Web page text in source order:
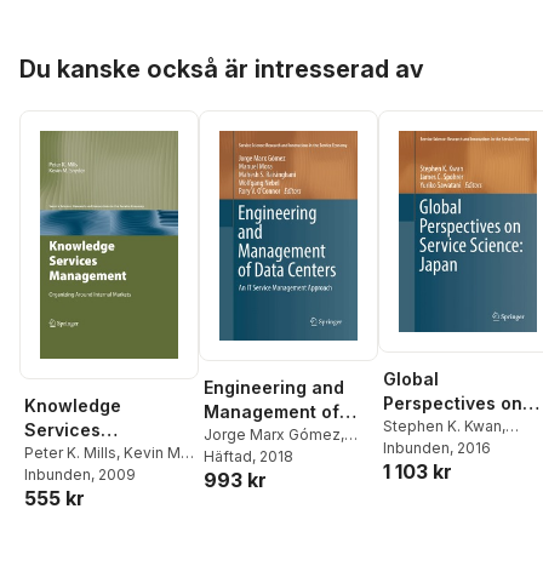
Du kanske också är intresserad av
Knowledge
Services
Management
Peter K. Mills, Kevin M.
Snyder
Inbunden, 2009
555 kr
Engineering and
Management of
Data Centers
Jorge Marx Gómez,
Manuel Mora
S. Raisinghani
Häftad, 2018
993 kr
Global
Perspectives on
Service Science:
Japan
Stephen K. Kwan,
James C. Spohrer
Yuriko Sawatani
Inbunden, 2016
1 103 kr